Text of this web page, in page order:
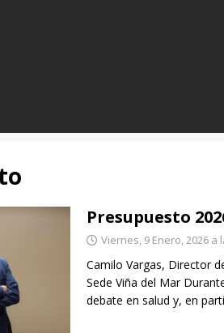
Presupuesto
Viernes, 9 Enero, 2026 a
Camilo Vargas, Director
Sede Viña del Mar
debate en salud y, en